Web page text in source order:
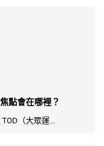
點會在哪裡？
（大眾運...